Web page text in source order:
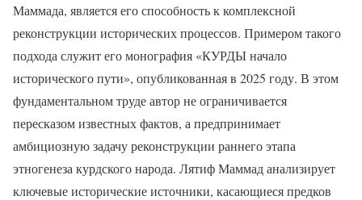
Маммада, является его способность к комплексной
реконструкции исторических процессов. Примером такого
подхода служит его монография «КУРДЫ начало
исторического пути», опубликованная в 2025 году. В этом
фундаментальном труде автор не ограничивается
пересказом известных фактов, а предпринимает
амбициозную задачу реконструкции раннего этапа
этногенеза курдского народа. Лятиф Маммад анализирует
ключевые исторические источники, касающиеся предков